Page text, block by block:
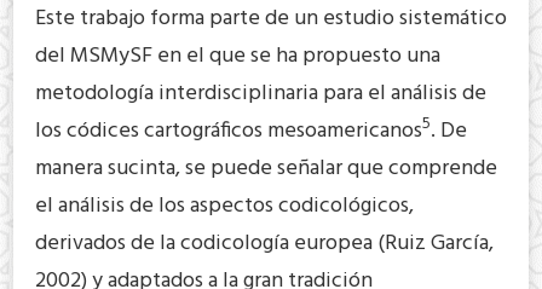
Este trabajo forma parte de un estudio sistemático
del MSMySF en el que se ha propuesto una
metodología interdisciplinaria para el análisis de
los códices cartográficos mesoamericanos5. De
manera sucinta, se puede señalar que comprende
el análisis de los aspectos codicológicos,
derivados de la codicología europea (Ruiz García,
2002) y adaptados a la gran tradición